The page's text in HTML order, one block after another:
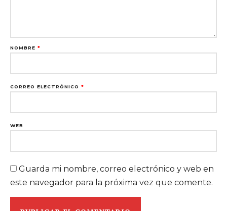
NOMBRE *
CORREO ELECTRÓNICO *
WEB
Guarda mi nombre, correo electrónico y web en
este navegador para la próxima vez que comente.